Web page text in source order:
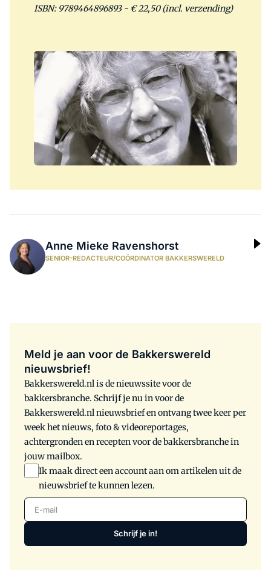
ISBN: 9789464896893 - € 22,50 (incl. verzending)
Anne Mieke Ravenshorst
SENIOR-REDACTEUR/COÖRDINATOR BAKKERSWERELD
Meld je aan voor de Bakkerswereld
nieuwsbrief!
Bakkerswereld.nl is de nieuwssite voor de
bakkersbranche. Schrijf je nu in voor de
Bakkerswereld.nl nieuwsbrief en ontvang twee keer per
week het nieuws, foto & videoreportages,
achtergronden en recepten voor de bakkersbranche in
jouw mailbox.
Ik maak direct een account aan om artikelen uit de
nieuwsbrief te kunnen lezen.
E-mail
Schrijf je in!